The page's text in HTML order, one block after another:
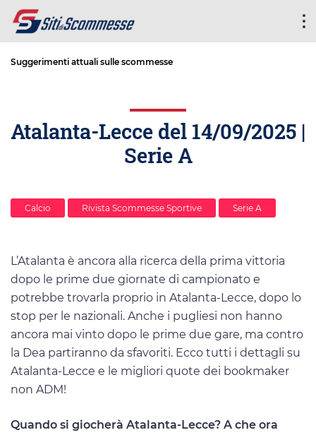
Suggerimenti attuali sulle scommesse
Atalanta-Lecce del 14/09/2025 |
Serie A
Calcio Rivista Scommesse Sportive Serie A
L’Atalanta è ancora alla ricerca della prima vittoria
dopo le prime due giornate di campionato e
potrebbe trovarla proprio in Atalanta-Lecce, dopo lo
stop per le nazionali. Anche i pugliesi non hanno
ancora mai vinto dopo le prime due gare, ma contro
la Dea partiranno da sfavoriti. Ecco tutti i dettagli su
Atalanta-Lecce e le migliori quote dei bookmaker
non ADM!
Quando si giocherà Atalanta-Lecce? A che ora